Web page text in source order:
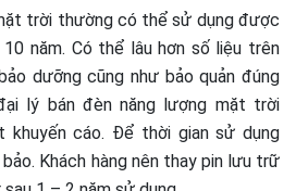
trời thường có thể sử dụng được
năm. Có thể lâu hơn số liệu trên
dưỡng cũng như bảo quản đúng
lý bán đèn năng lượng mặt trời
khuyến cáo. Để thời gian sử dụng
Khách hàng nên thay pin lưu trữ